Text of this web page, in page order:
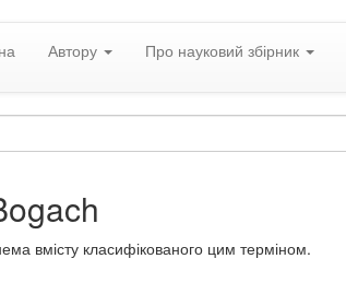
Автору Про науковий збірник
вмісту класифікованого цим терміном.